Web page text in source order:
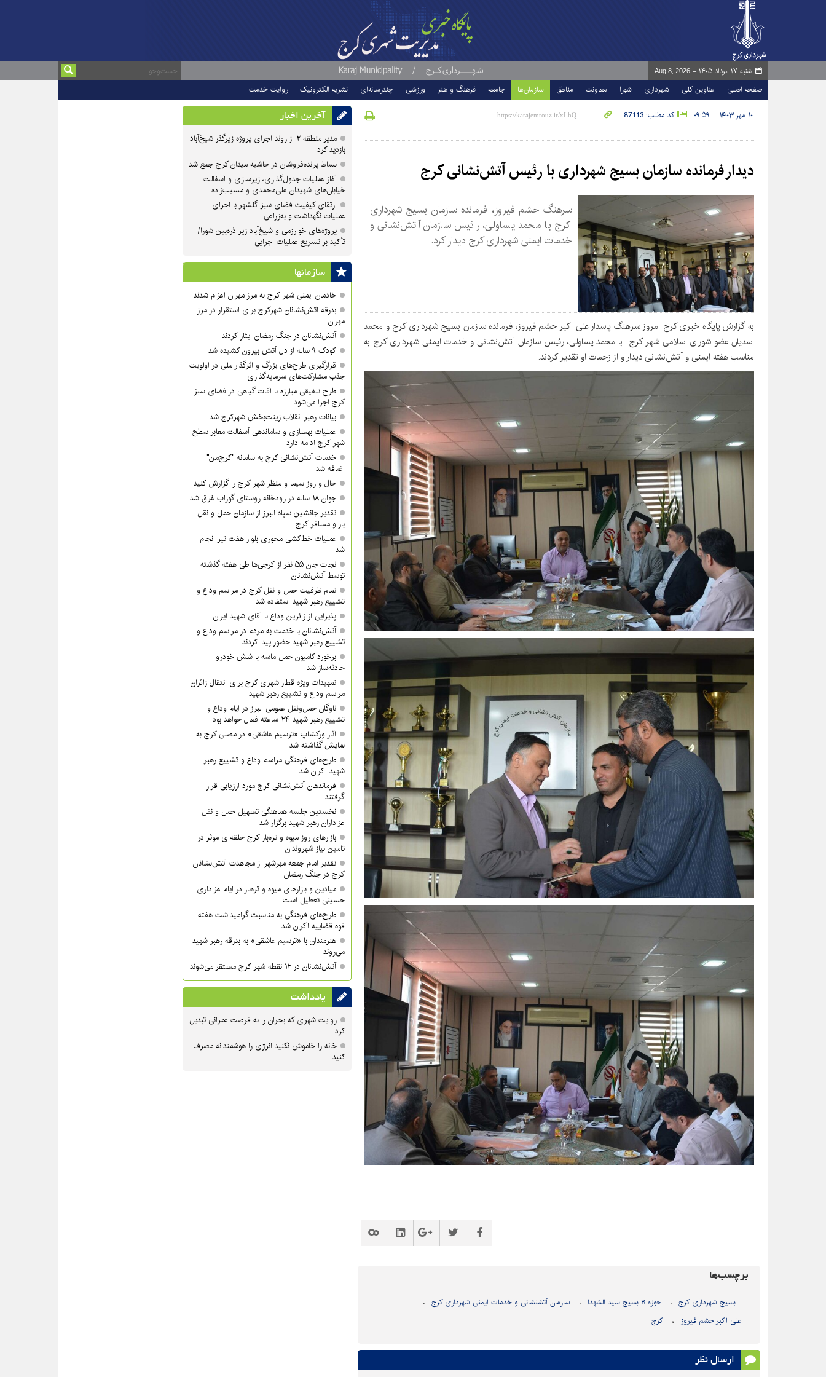
شنبه ۱۷ مرداد ۱۴۰۵ - Aug 8, 2026
صفحه اصلی عناوین کلی شهرداری شورا معاونت مناطق سازمان‌ها جامعه فرهنگ و هنر ورزشی چندرسانه‌ای نشریه الکترونیک روایت خدمت
۱۰ مهر ۱۴۰۳ - ۰۹:۵۹ کد مطلب: 87113
دیدار فرمانده سازمان بسیج شهرداری با رئیس آتش‌نشانی کرج
سرهنگ حشم فیروز، فرمانده سازمان بسیج شهرداری
کرج با محمد یساولی، رئیس سازمان آتش‌نشانی و
خدمات ایمنی شهرداری کرج دیدار کرد.
به گزارش پایگاه خبری کرج امروز سرهنگ پاسدار علی اکبر حشم فیروز، فرمانده سازمان بسیج شهرداری کرج و محمد
اسدیان عضو شورای اسلامی شهر کرج با محمد یساولی، رئیس سازمان آتش‌نشانی و خدمات ایمنی شهرداری کرج به
مناسب هفته ایمنی و آتش‌نشانی دیدار و از زحمات او تقدیر کردند.
برچسب‌ها
بسیج شهرداری کرج حوزه 8 بسیج سید الشهدا
سازمان آتشنشانی و خدمات ایمنی شهرداری کرج
علی اکبر حشم فیروز
کرج
ارسال نظر
آخرین اخبار
مدیر منطقه ۲ از روند اجرای پروژه زیرگذر شیخ‌آباد
بازدید کرد
بساط پرنده‌فروشان در حاشیه میدان کرج جمع شد
آغاز عملیات جدول‌گذاری، زیرسازی و آسفالت
خیابان‌های شهیدان علی‌محمدی و مسیب‌زاده
ارتقای کیفیت فضای سبز گلشهر با اجرای
عملیات نگهداشت و به‌زراعی
پروژه‌های خوارزمی و شیخ‌آباد زیر ذره‌بین شورا/
تأکید بر تسریع عملیات اجرایی
سازمان‎ها
خادمان ایمنی شهر کرج به مرز مهران اعزام شدند
بدرقه آتش‌نشانان شهرکرج برای استقرار در مرز
مهران
آتش‌نشانان در جنگ رمضان ایثار کردند
کودک ۹ ساله از دل آتش بیرون کشیده شد
قرارگیری طرح‌های بزرگ و اثرگذار ملی در اولویت‌
جذب مشارکت‌های سرمایه‌گذاری
طرح تلفیقی مبارزه با آفات گیاهی در فضای سبز
کرج اجرا می‌شود
بیانات رهبر انقلاب زینت‌بخش شهرکرج شد
عملیات بهسازی و ساماندهی آسفالت معابر سطح
شهر کرج ادامه دارد
خدمات آتش‌نشانی کرج به سامانه "کرج‌من"
اضافه شد
حال و روز سیما و منظر شهر کرج را گزارش کنید
جوان ۱۸ ساله در رودخانه روستای گوراب غرق شد
تقدیر جانشین سپاه البرز از سازمان حمل و نقل
بار و مسافر کرج
عملیات خط‌کشی محوری بلوار هفت تیر انجام
شد
نجات جان ۵۵ نفر از کرجی‌ها طی هفته گذشته
توسط آتش‌نشانان
تمام ظرفیت حمل و نقل کرج در مراسم وداع و
تشییع رهبر شهید استفاده شد
پذیرایی از زائرین وداع با آقای شهید ایران
آتش‌نشانان با خدمت به مردم در مراسم وداع و
تشییع رهبر شهید حضور پیدا کردند
برخورد کامیون حمل ماسه با شش خودرو
حادثه‌ساز شد
تمهیدات ویژه قطار شهری کرج برای انتقال زائران
مراسم وداع و تشییع رهبر شهید
ناوگان حمل‌ونقل عمومی البرز در ایام وداع و
تشییع رهبر شهید ۲۴ ساعته فعال خواهد بود
آثار ورکشاپ «ترسیم عاشقی» در مصلی کرج به
نمایش گذاشته شد
طرح‌های فرهنگی مراسم وداع و تشییع رهبر
شهید اکران شد
فرماندهان آتش‌نشانی کرج مورد ارزیابی قرار
گرفتند
نخستین جلسه هماهنگی تسهیل حمل و نقل
عزاداران رهبر شهید برگزار شد
بازارهای روز میوه و تره‌بار کرج حلقه‌ای موثر در
تامین نیاز شهروندان
تقدیر امام جمعه مهرشهر از مجاهدت آتش‌نشانان
کرج در جنگ رمضان
میادین و بازارهای میوه و تره‌بار در ایام عزاداری
حسینی تعطیل است
طرح‌های فرهنگی به مناسبت گرامیداشت هفته
قوه قضاییه اکران شد
هنرمندان با «ترسیم عاشقی» به بدرقه رهبر شهید
می‌روند
آتش‌نشانان در ۱۲ نقطه شهر کرج مستقر می‌شوند
یادداشت
روایت شهری که بحران را به فرصت عمرانی تبدیل
کرد
خانه را خاموش نکنید انرژی را هوشمندانه مصرف
کنید